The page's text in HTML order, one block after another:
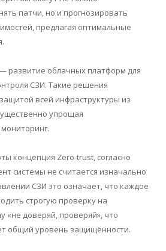
патчи, но и прогнозировать
предлагая оптимальные
развитие облачных платформ для
СЗИ. Такие решения
всей инфраструктуры из
упрощая
концепция Zero‑trust, согласно
системы не считается изначально
СЗИ это означает, что каждое
строгую проверку на
«не доверяй, проверяй», что
общий уровень защищённости.